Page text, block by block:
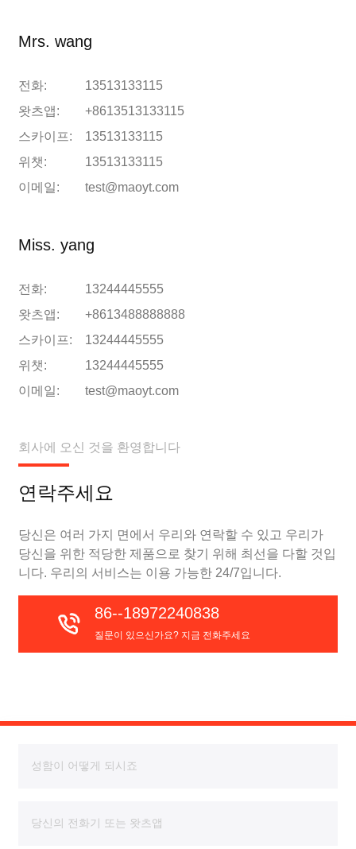
Mrs. wang
전화:
13513133115
왓츠앱:
+8613513133115
스카이프:
13513133115
위챗:
13513133115
이메일:
test@maoyt.com
Miss. yang
전화:
13244445555
왓츠앱:
+8613488888888
스카이프:
13244445555
위챗:
13244445555
이메일:
test@maoyt.com
회사에 오신 것을 환영합니다
연락주세요
당신은 여러 가지 면에서 우리와 연락할 수 있고 우리가
당신을 위한 적당한 제품으로 찾기 위해 최선을 다할 것입
니다. 우리의 서비스는 이용 가능한 24/7입니다.
86--18972240838
질문이 있으신가요? 지금 전화주세요